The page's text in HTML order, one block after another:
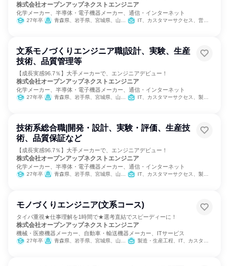
株式会社オープンアップネクストエンジニア
化学メーカー、半導体・電子機器メーカー、通信・インターネット
27年卒 青森県、岩手県、宮城県、山形県、福島県、茨城県、栃木県、群馬県、埼玉県、千葉県、東京都、神奈川県、富山県、石川県、山梨県、長野県、岐阜県、静岡県、愛知県、三重県、滋賀県、京都府、大阪府、兵庫県、奈良県、岡山県、広島県、山口県、福岡県、佐賀県、長崎県、熊本県、大分県、鹿児島県 IT、カスタマーサクセス、営業、製造・生産工程
文系モノづくりエンジニア職|設計、実験、生産
技術、品質管理等
【成長実感96.7％】大手メーカーで、エンジニアデビュー！
株式会社オープンアップネクストエンジニア
化学メーカー、半導体・電子機器メーカー、通信・インターネット
27年卒 青森県、岩手県、宮城県、山形県、福島県、茨城県、栃木県、群馬県、埼玉県、千葉県、東京都、神奈川県、富山県、石川県、山梨県、長野県、岐阜県、静岡県、愛知県、三重県、滋賀県、京都府、大阪府、兵庫県、奈良県、岡山県、広島県、山口県、福岡県、佐賀県、長崎県、熊本県、大分県、鹿児島県 IT、カスタマーサクセス、製造・生産工程
技術系総合職|開発・設計、実験・評価、生産技
術、品質保証など
【成長実感96.7％】大手メーカーで、エンジニアデビュー！
株式会社オープンアップネクストエンジニア
化学メーカー、半導体・電子機器メーカー、通信・インターネット
27年卒 青森県、岩手県、宮城県、山形県、福島県、茨城県、栃木県、群馬県、埼玉県、千葉県、東京都、神奈川県、富山県、石川県、山梨県、長野県、岐阜県、静岡県、愛知県、三重県、滋賀県、京都府、大阪府、兵庫県、奈良県、岡山県、広島県、山口県、福岡県、佐賀県、長崎県、熊本県、大分県、鹿児島県 IT、カスタマーサクセス、製造・生産工程
モノづくりエンジニア(文系コース)
タイパ重視★仕事理解を1時間で★選考直結でスピーディーに！
株式会社オープンアップネクストエンジニア
機械・医療機器メーカー、自動車・輸送機器メーカー、ITサービス
27年卒 青森県、岩手県、宮城県、山形県、福島県、茨城県、栃木県、群馬県、埼玉県、千葉県、東京都、神奈川県、富山県、石川県、山梨県、長野県、岐阜県、静岡県、愛知県、三重県、滋賀県、京都府、大阪府、兵庫県、奈良県、岡山県、広島県、山口県、福岡県、佐賀県、長崎県、熊本県、大分県、宮崎県、鹿児島県 製造・生産工程、IT、カスタマーサクセス